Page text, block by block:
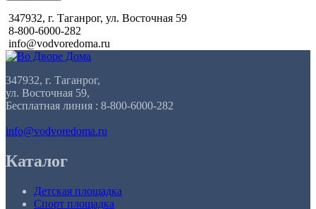
347932, г. Таганрог, ул. Восточная 59
8-800-6000-282
info@vodvoredoma.ru
347932, г. Таганрог,
ул. Восточная 59,
Бесплатная линия : 8-800-6000-282
info@vodvoredoma.ru
Каталог
Детская площадка
Спорт площадка